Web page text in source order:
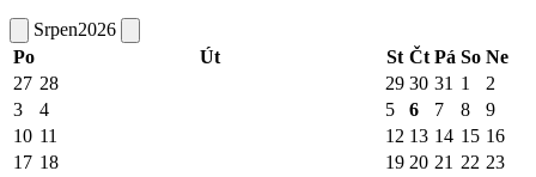
Srpen2026
Po
Út St Čt Pá So Ne
27 28 29 30 31 1
2
3
4 5 6 7 8
9
10 11 12 13 14 15 16
17 18 19 20 21 22 23